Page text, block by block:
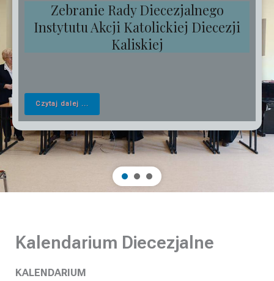
Zebranie Rady Diecezjalnego
Instytutu Akcji Katolickiej Diecezji
Kaliskiej
Czytaj dalej ...
Kalendarium Diecezjalne
KALENDARIUM